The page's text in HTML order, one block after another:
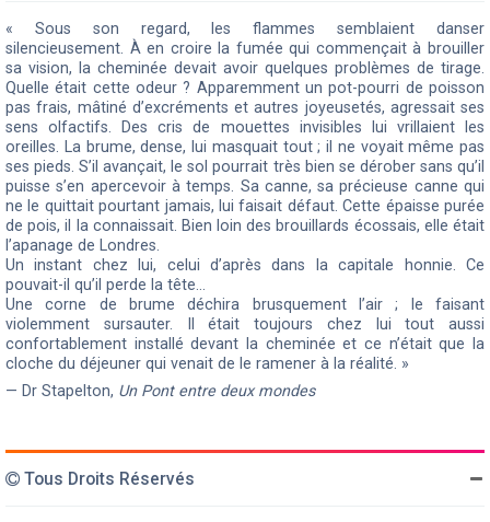
« Sous son regard, les flammes semblaient danser
silencieusement. À en croire la fumée qui commençait à brouiller
sa vision, la cheminée devait avoir quelques problèmes de tirage.
Quelle était cette odeur ? Apparemment un pot-pourri de poisson
pas frais, mâtiné d’excréments et autres joyeusetés, agressait ses
sens olfactifs. Des cris de mouettes invisibles lui vrillaient les
oreilles. La brume, dense, lui masquait tout ; il ne voyait même pas
ses pieds. S’il avançait, le sol pourrait très bien se dérober sans qu’il
puisse s’en apercevoir à temps. Sa canne, sa précieuse canne qui
ne le quittait pourtant jamais, lui faisait défaut. Cette épaisse purée
de pois, il la connaissait. Bien loin des brouillards écossais, elle était
l’apanage de Londres.
Un instant chez lui, celui d’après dans la capitale honnie. Ce
pouvait-il qu’il perde la tête…
Une corne de brume déchira brusquement l’air ; le faisant
violemment sursauter. Il était toujours chez lui tout aussi
confortablement installé devant la cheminée et ce n’était que la
cloche du déjeuner qui venait de le ramener à la réalité. »
— Dr Stapelton, Un Pont entre deux mondes
Tous Droits Réservés